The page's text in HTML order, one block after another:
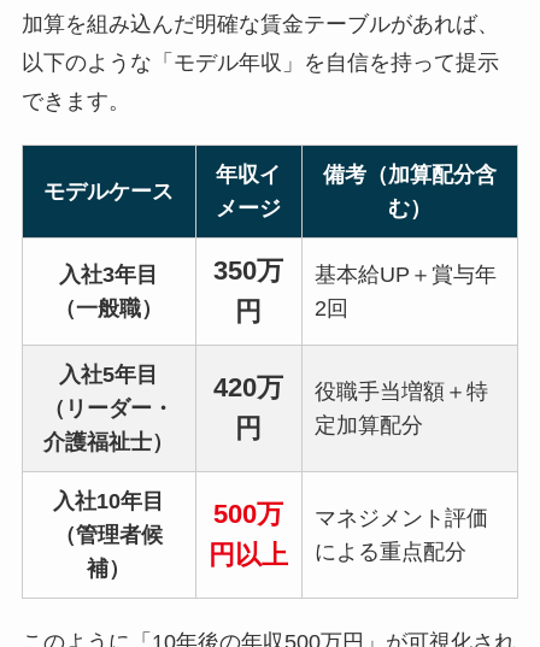
加算を組み込んだ明確な賃金テーブルがあれば、
以下のような「モデル年収」を自信を持って提示
できます。
モデルケース
年収イ
メージ
備考（加算配分含
む）
入社3年目
（一般職）
350万
円
基本給UP＋賞与年
2回
入社5年目
（リーダー・
介護福祉士）
420万
円
役職手当増額＋特
定加算配分
入社10年目
（管理者候
補）
500万
円以上
マネジメント評価
による重点配分